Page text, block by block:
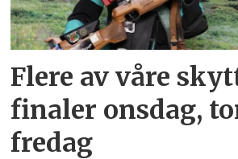
Flere av våre
finaler onsdag,
fredag